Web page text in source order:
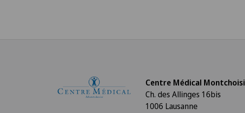
Centre Médical Montchoisi
Ch. des Allinges 16bis
1006 Lausanne